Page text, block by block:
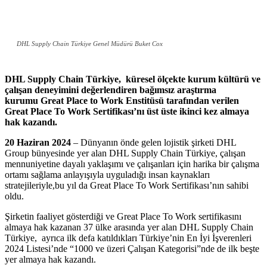
DHL Supply Chain Türkiye Genel Müdürü Buket Cox
DHL Supply Chain Türkiye, küresel ölçekte kurum kültürü ve
çalışan deneyimini değerlendiren bağımsız araştırma
kurumu Great Place to Work Enstitüsü tarafından verilen
Great Place To Work Sertifikası’nı üst üste ikinci kez almaya
hak kazandı.
20 Haziran 2024 – Dünyanın önde gelen lojistik şirketi DHL
Group bünyesinde yer alan DHL Supply Chain Türkiye, çalışan
mennuniyetine dayalı yaklaşımı ve çalışanları için harika bir çalışma
ortamı sağlama anlayışıyla uyguladığı insan kaynakları
stratejileriyle,bu yıl da Great Place To Work Sertifikası’nın sahibi
oldu.
Şirketin faaliyet gösterdiği ve Great Place To Work sertifikasını
almaya hak kazanan 37 ülke arasında yer alan DHL Supply Chain
Türkiye, ayrıca ilk defa katıldıkları Türkiye’nin En İyi İşverenleri
2024 Listesi’nde “1000 ve üzeri Çalışan Kategorisi”nde de ilk beşte
yer almaya hak kazandı.